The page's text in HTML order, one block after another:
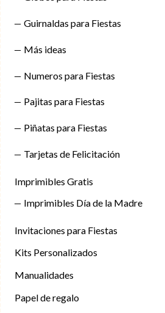
Guirnaldas para Fiestas
Más ideas
Numeros para Fiestas
Pajitas para Fiestas
Piñatas para Fiestas
Tarjetas de Felicitación
Imprimibles Gratis
Imprimibles Día de la Madre
Invitaciones para Fiestas
Kits Personalizados
Manualidades
Papel de regalo